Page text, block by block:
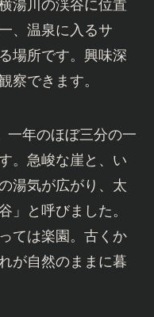
湯川の渓谷に位置
、温泉に入るサ
場所です。興味深
察できます。
一年のほぼ三分の一
。急峻な崖と、い
湯気が広がり、太
」と呼びました。
ては楽園。古くか
が自然のままに暮